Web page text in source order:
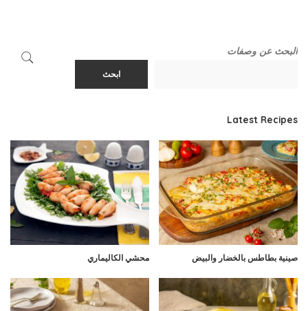
البحث عن وصفات
ابحث
Latest Recipes
صينية بطاطس بالخضار والبيض محشي الكاليماري